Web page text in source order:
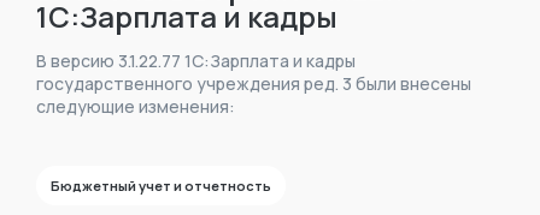
1С:Зарплата и кадры
государственного
учреждения ред. 3?
В версию 3.1.22.77 1С:Зарплата и кадры
государственного учреждения ред. 3 были внесены
следующие изменения:
Бюджетный учет и отчетность